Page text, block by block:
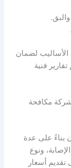
لضمان
فنية
مكافحة
بناءً على عدة
ونوع
أسعار